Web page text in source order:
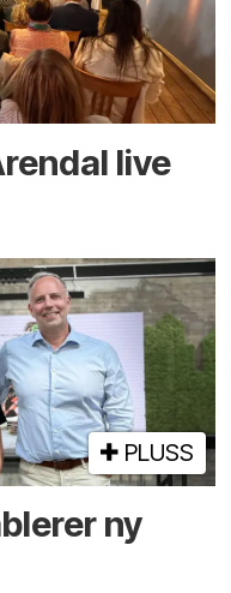
live
PLUSS
ny